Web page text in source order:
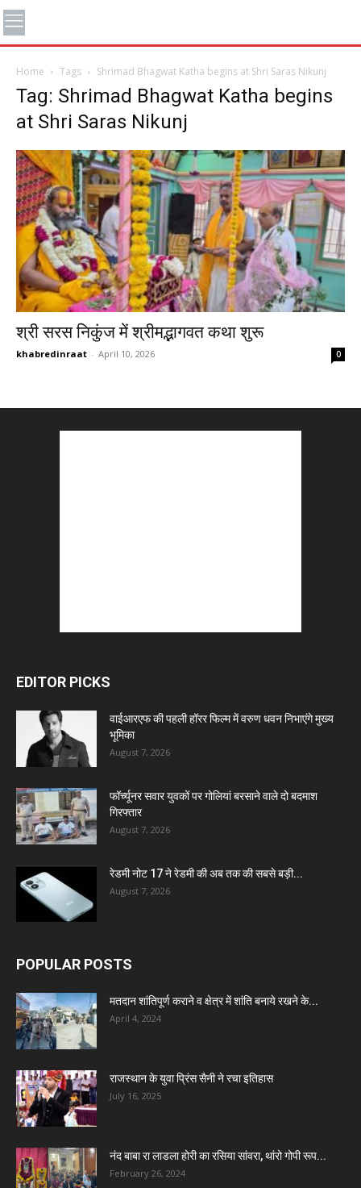
Home Tags Shrimad Bhagwat Katha begins at Shri Saras Nikunj
Tag: Shrimad Bhagwat Katha begins
at Shri Saras Nikunj
श्री सरस निकुंज में श्रीमद्भागवत कथा शुरू
khabredinraat - April 10, 2026 0
EDITOR PICKS
वाईआरएफ की पहली हॉरर फिल्म में वरुण धवन निभाएंगे मुख्य
भूमिका
August 7, 2026
फॉर्च्यूनर सवार युवकों पर गोलियां बरसाने वाले दो बदमाश
गिरफ्तार
August 7, 2026
रेडमी नोट 17 ने रेडमी की अब तक की सबसे बड़ी...
August 7, 2026
POPULAR POSTS
मतदान शांतिपूर्ण कराने व क्षेत्र में शांति बनाये रखने के...
April 4, 2024
राजस्थान के युवा प्रिंस सैनी ने रचा इतिहास
July 16, 2025
नंद बाबा रा लाडला होरी का रसिया सांवरा, थांरो गोपी रूप...
February 26, 2024